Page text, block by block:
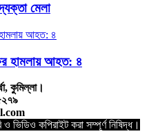
মেলা
হামলায় আহত: ৪
কুমিল্লা।
ভিডিও কপিরাইট করা সম্পূর্ণ নিষিদ্ধ।